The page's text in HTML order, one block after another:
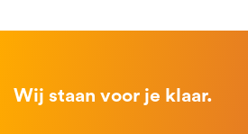
Wij staan voor je klaar.